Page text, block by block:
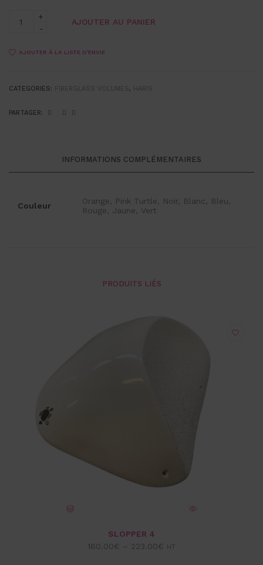
AJOUTER AU PANIER
AJOUTER À LA LISTE D'ENVIE
CATEGORIES: FIBERGLASS VOLUMES , HARIS
PARTAGER:
INFORMATIONS COMPLÉMENTAIRES
Couleur
Orange, Pink Turtle, Noir, Blanc, Bleu,
Rouge, Jaune, Vert
PRODUITS LIÉS
SLOPPER 4
160.00€ – 223.00€ HT